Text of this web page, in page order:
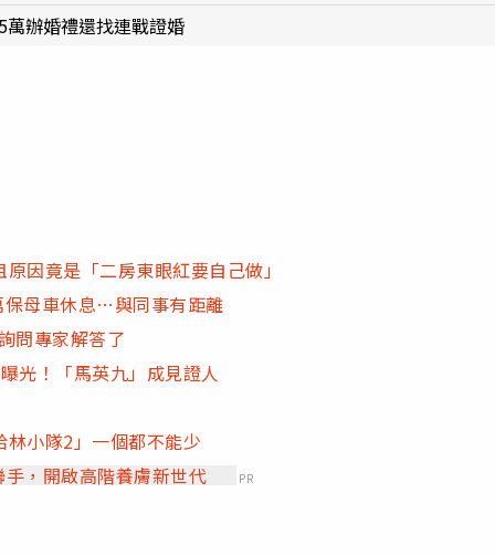
辦婚禮還找連戰證婚
因竟是「二房東眼紅要自己做」
母車休息…與同事有距離
問專家解答了
光！「馬英九」成見證人
小隊2」一個都不能少
，開啟高階養膚新世代
PR